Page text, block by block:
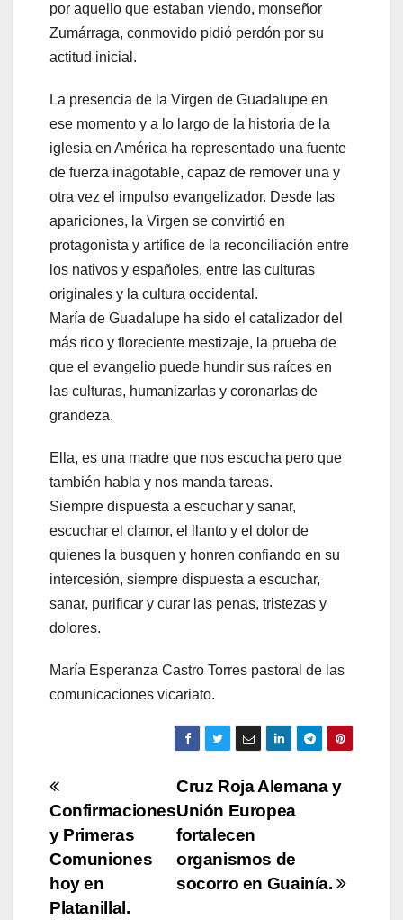
por aquello que estaban viendo, monseñor
Zumárraga, conmovido pidió perdón por su
actitud inicial.
La presencia de la Virgen de Guadalupe en
ese momento y a lo largo de la historia de la
iglesia en América ha representado una fuente
de fuerza inagotable, capaz de remover una y
otra vez el impulso evangelizador. Desde las
apariciones, la Virgen se convirtió en
protagonista y artífice de la reconciliación entre
los nativos y españoles, entre las culturas
originales y la cultura occidental.
María de Guadalupe ha sido el catalizador del
más rico y floreciente mestizaje, la prueba de
que el evangelio puede hundir sus raíces en
las culturas, humanizarlas y coronarlas de
grandeza.
Ella, es una madre que nos escucha pero que
también habla y nos manda tareas.
Siempre dispuesta a escuchar y sanar,
escuchar el clamor, el llanto y el dolor de
quienes la busquen y honren confiando en su
intercesión, siempre dispuesta a escuchar,
sanar, purificar y curar las penas, tristezas y
dolores.
María Esperanza Castro Torres pastoral de las
comunicaciones vicariato.
Navegación
de
entradas
Cruz Roja Alemana y
Unión Europea
fortalecen
organismos de
socorro en Guainía.
Confirmaciones
y Primeras
Comuniones
hoy en
Platanillal.